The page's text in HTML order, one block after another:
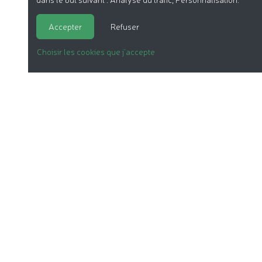
Accepter Refuser
Choisir les cookies que j'accepte